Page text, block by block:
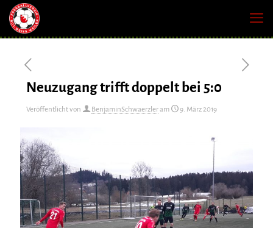
Neuzugang trifft doppelt bei 5:0
Veröffentlicht von BenjaminSchwaerzleram 9. März 2019